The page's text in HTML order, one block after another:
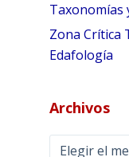
Taxonomías
Zona Crítica
Edafología
Archivos
Archivos